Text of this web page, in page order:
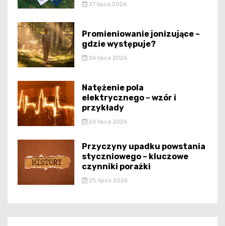
27 lipca 2026
Promieniowanie jonizujące –
gdzie występuje?
26 lipca 2026
Natężenie pola
elektrycznego – wzór i
przykłady
26 lipca 2026
Przyczyny upadku powstania
styczniowego – kluczowe
czynniki porażki
25 lipca 2026